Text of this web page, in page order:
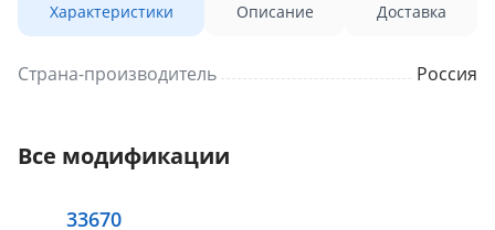
Характеристики Описание Доставка
Страна-производитель Россия
Все модификации
33670